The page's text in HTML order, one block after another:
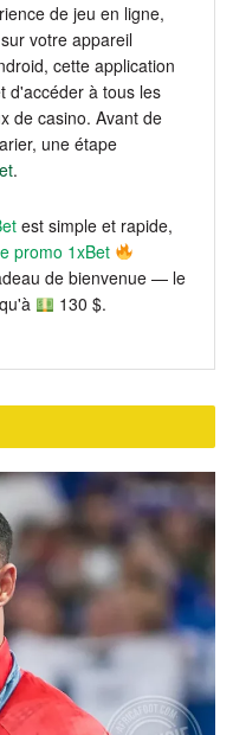
de jeu en ligne,
sur votre appareil
cette application
d'accéder à tous les
de casino. Avant de
une étape
.
est simple et rapide,
promo 1xBet
de bienvenue — le
130 $.